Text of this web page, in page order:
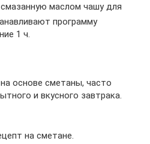
маслом чашу для
программу
1 ч.
основе сметаны, часто
и вкусного завтрака.
на сметане.